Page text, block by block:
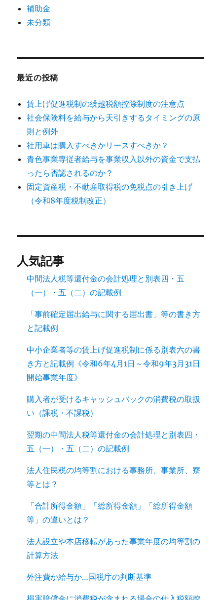
補助金
未分類
最近の投稿
賃上げ促進税制の繰越税額控除制度の注意点
社会保険料を給与から天引きするタイミングの原
則と例外
社用車は購入すべきかリースすべきか？
青色事業専従者給与を事業収入以外の資金で支払
ったら否認されるのか？
固定資産税・不動産取得税の免税点の引き上げ
（令和8年度税制改正）
人気記事
中間法人税等還付金の会計処理と別表四・五
（一）・五（二）の記載例
「事前確定届出給与に関する届出書」等の書き方
と記載例
中小企業者等の賃上げ促進税制に係る別表六の書
き方と記載例《令和6年4月1日～令和9年3月31日
開始事業年度》
購入者が受けるキャッシュバックの消費税の取扱
い（課税・不課税）
翌期の中間法人税等還付金の会計処理と別表四・
五（一）・五（二）の記載例
法人住民税の均等割における事務所、事業所、寮
等とは？
「合計所得金額」「総所得金額」「総所得金額
等」の違いとは？
法人設立や本店移転があった事業年度の均等割の
計算方法
外注費か給与か…国税庁の判断基準